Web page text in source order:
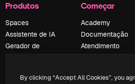
Produtos
Spaces
Assistente de IA
Gerador de
Texto para voz
Começar
Academy
Documentação
Atendimento
Política de
By clicking “Accept All Cookies”, you